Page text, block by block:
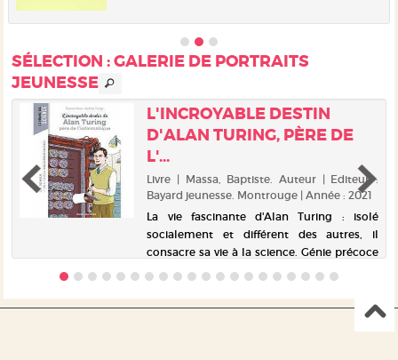
SÉLECTION : GALERIE DE PORTRAITS
JEUNESSE
L'INCROYABLE DESTIN
D'ALAN TURING, PÈRE DE
L'...
Livre | Massa, Baptiste. Auteur | Editeur :
Bayard jeunesse. Montrouge | Année : 2021
La vie fascinante d'Alan Turing : isolé
socialement et différent des autres, il
consacre sa vie à la science. Génie précoce
des mathématiques, héros de la 2nde
comme le "père de l'informat...